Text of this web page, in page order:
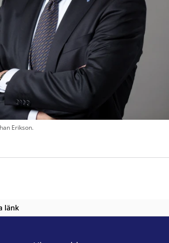
Erikson.
länk